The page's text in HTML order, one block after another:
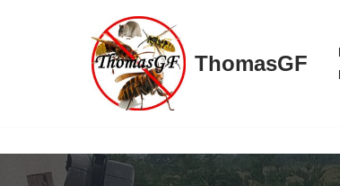
ThomasGF